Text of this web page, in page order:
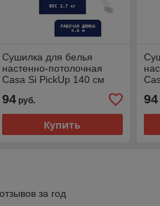
Сушилка для белья
настенно-потолочная
Casa Si PickUp 140 см
94руб.
Купить
94
за год